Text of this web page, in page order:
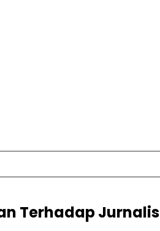
Terhadap Jurnalis